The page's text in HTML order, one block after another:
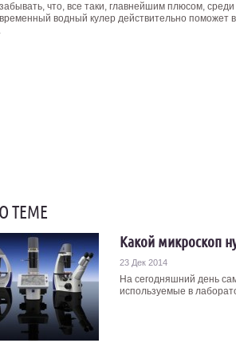
что, все таки, главнейшим плюсом,
водный кулер действительно поможет
ТЕМЕ
Какой микроскоп
23 Дек 2014
На сегодняшний день
используемые в